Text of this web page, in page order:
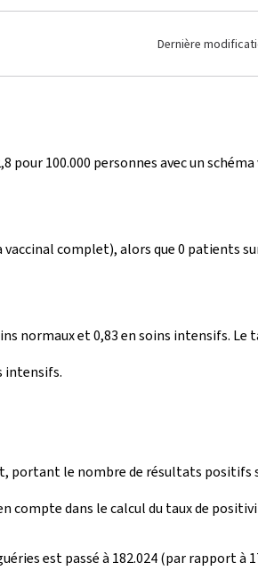
Dernière
100.000 personnes avec un schéma
complet), alors que 0 patients
normaux et 0,83 en soins intensifs. Le
intensifs.
portant le nombre de résultats positifs
compte dans le calcul du taux de
est passé à 182.024 (par rapport à